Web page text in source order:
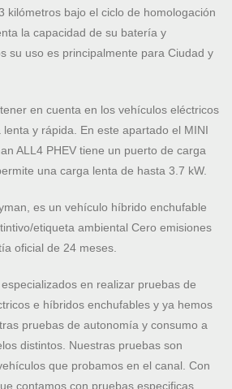
kilómetros bajo el ciclo de homologación
la capacidad de su batería y
su uso es principalmente para Ciudad y
en cuenta en los vehículos eléctricos
y rápida. En este apartado el MINI
ALL4 PHEV tiene un puerto de carga
una carga lenta de hasta 3.7 kW.
es un vehículo híbrido enchufable
etiqueta ambiental Cero emisiones
oficial de 24 meses.
en realizar pruebas de
e híbridos enchufables y ya hemos
pruebas de autonomía y consumo a
distintos. Nuestras pruebas son
que probamos en el canal. Con
contamos con pruebas especificas